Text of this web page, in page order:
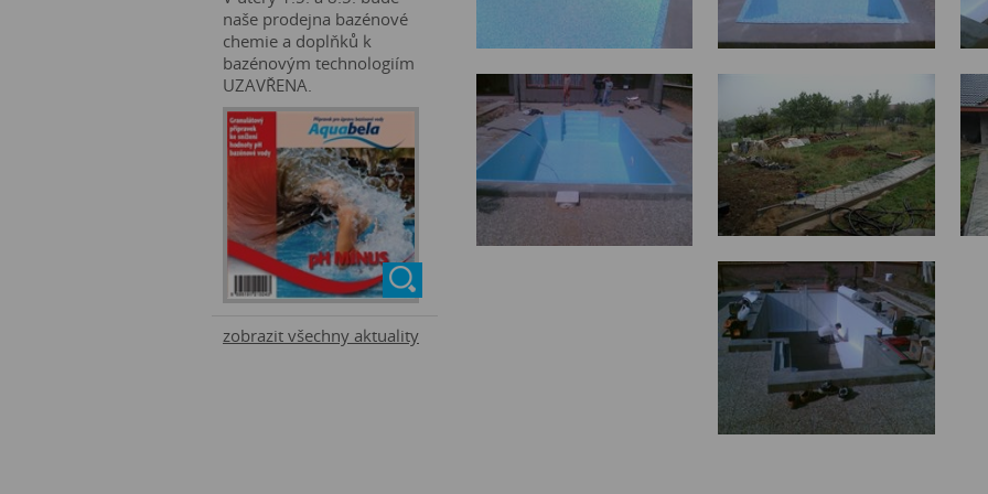
naše prodejna bazénové
chemie a doplňků k
bazénovým technologiím
UZAVŘENA.
zobrazit všechny aktuality